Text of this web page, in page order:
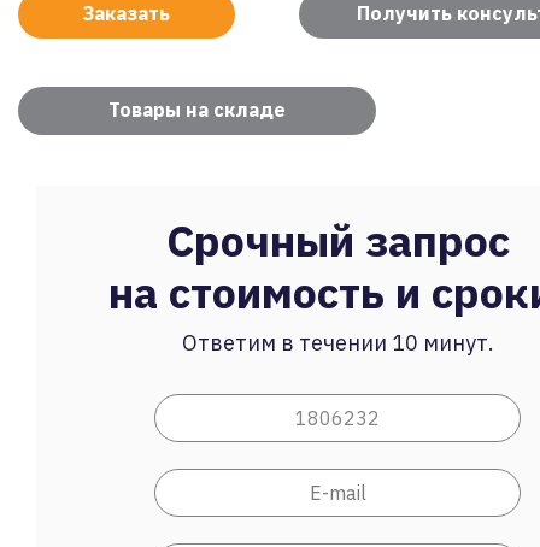
Заказать Получить
Товары на складе
Срочный запрос
на стоимость и
Ответим в течении 10 минут.